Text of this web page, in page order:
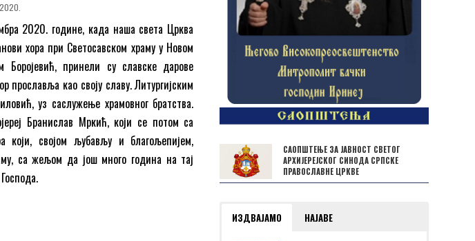
2020. године, када наша света Црква
хора при Светосавском храму у Новом
Боројевић, принели су славске дарове
прославља као своју славу. Литургијским
уз саслужење храмовног братства.
Бранислав Мркић, који се потом са
који, својом љубављу и благољепијем,
са жељом да још много година на тај
САОПШТЕЊЕ ЗА ЈАВНОСТ СВЕТОГ
АРХИЈЕРЕЈСКОГ СИНОДА СРПСКЕ
ПРАВОСЛАВНЕ ЦРКВЕ
ИЗДВАЈАМО НАЈАВЕ